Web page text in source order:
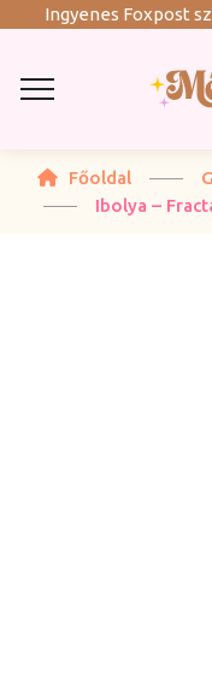
Ingyenes Foxpost
Főoldal
Ibolya –